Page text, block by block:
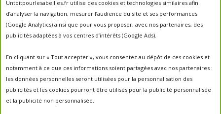
Untoitpourlesabeilles.fr utilise des cookies et technologies similaires afin
d’analyser la navigation, mesurer l’audience du site et ses performances
(Google Analytics) ainsi que pour vous proposer, avec nos partenaires, des
publicités adaptées à vos centres d’intérêts (Google Ads).
En cliquant sur « Tout accepter », vous consentez au dépôt de ces cookies et
notamment à ce que ces informations soient partagées avec nos partenaires :
les données personnelles seront utilisées pour la personnalisation des
publicités et les cookies pourront être utilisés pour la publicité personnalisée
et la publicité non personnalisée.
abeille abeilles
apiculteur apiculteurs apiculture apiculture
autrefois biodiversité Chantal Jacquot et Yves Robert
essaimage essaim sauvage fleurs la vie de la
ruche Maroc miel miel; production;abeilles
miel
français
parrainage de ruche
parrainer une ruche pesticides
portes ouvertes